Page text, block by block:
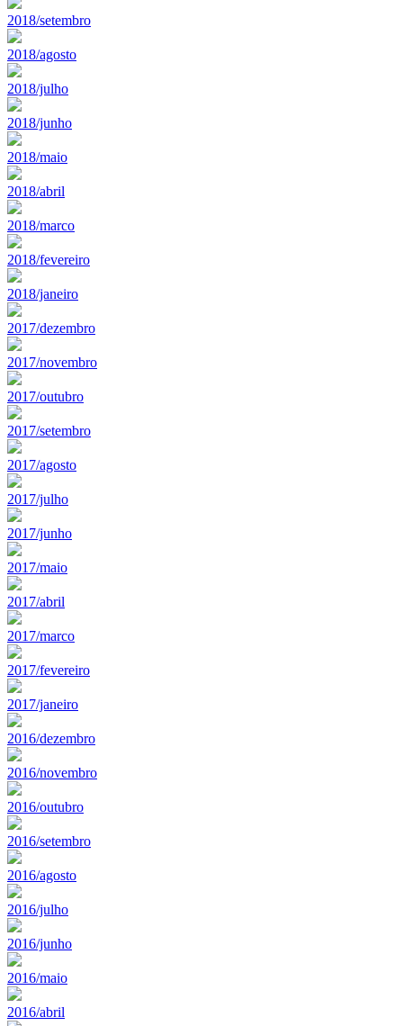
2018/setembro
2018/agosto
2018/julho
2018/junho
2018/maio
2018/abril
2018/marco
2018/fevereiro
2018/janeiro
2017/dezembro
2017/novembro
2017/outubro
2017/setembro
2017/agosto
2017/julho
2017/junho
2017/maio
2017/abril
2017/marco
2017/fevereiro
2017/janeiro
2016/dezembro
2016/novembro
2016/outubro
2016/setembro
2016/agosto
2016/julho
2016/junho
2016/maio
2016/abril